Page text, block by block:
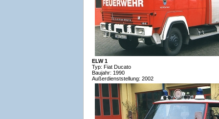
ELW 1
Typ: Fiat Ducato
Baujahr: 1990
Außerdienststellung: 2002